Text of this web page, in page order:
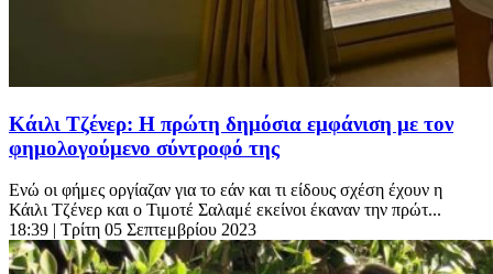
Κάιλι Τζένερ: Η πρώτη δημόσια εμφάνιση με τον
φημολογούμενο σύντροφό της
Ενώ οι φήμες οργίαζαν για το εάν και τι είδους σχέση έχουν η
Κάιλι Τζένερ και ο Τιμοτέ Σαλαμέ εκείνοι έκαναν την πρώτ...
18:39 | Τρίτη 05 Σεπτεμβρίου 2023